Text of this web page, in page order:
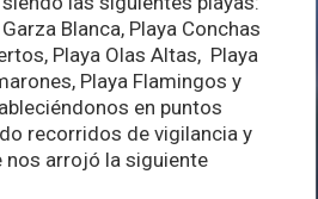
Blanca, Playa Conchas
Playa Olas Altas, Playa
Playa Flamingos y
en puntos
recorridos de vigilancia y
nos arrojó la siguiente